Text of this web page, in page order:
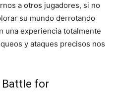
a otros jugadores, si no
su mundo derrotando
una experiencia totalmente
y ataques precisos nos
Battle for